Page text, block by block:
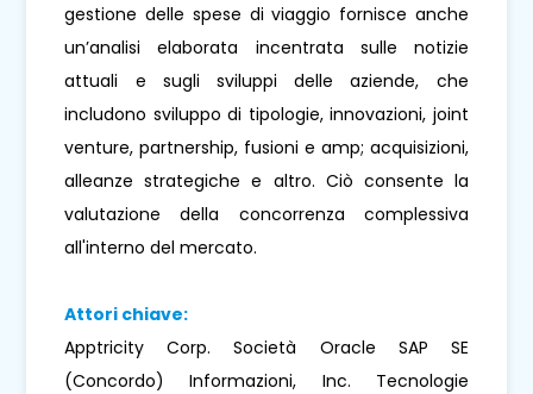
gestione delle spese di viaggio fornisce anche
un’analisi elaborata incentrata sulle notizie
attuali e sugli sviluppi delle aziende, che
includono sviluppo di tipologie, innovazioni, joint
venture, partnership, fusioni e amp; acquisizioni,
alleanze strategiche e altro. Ciò consente la
valutazione della concorrenza complessiva
all'interno del mercato.
Attori chiave:
Apptricity Corp. Società Oracle SAP SE
(Concordo) Informazioni, Inc. Tecnologie